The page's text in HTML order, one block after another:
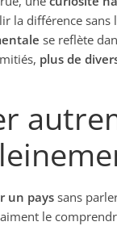
la différence sans
se reflète
plus de
un pays sans
le